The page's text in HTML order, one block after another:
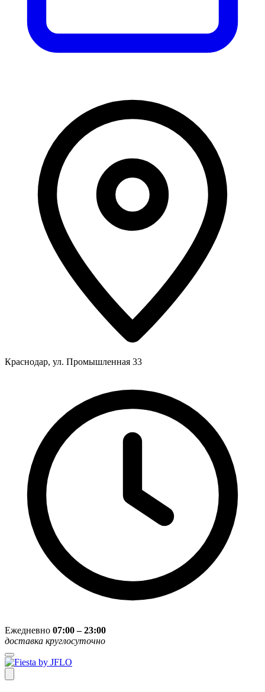
Краснодар, ул. Промышленная 33
Ежедневно 07:00 – 23:00
доставка круглосуточно